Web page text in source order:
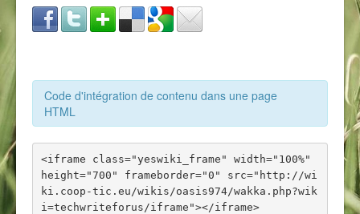
Code d'intégration de contenu dans une page
HTML
<iframe class="yeswiki_frame" width="100%"
height="700" frameborder="0" src="http://wi
ki.coop-tic.eu/wikis/oasis974/wakka.php?wik
i=techwriteforus/iframe"></iframe>